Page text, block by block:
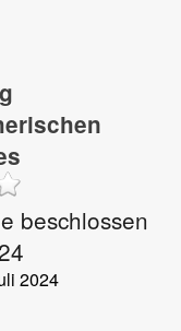
beschlossen
2024